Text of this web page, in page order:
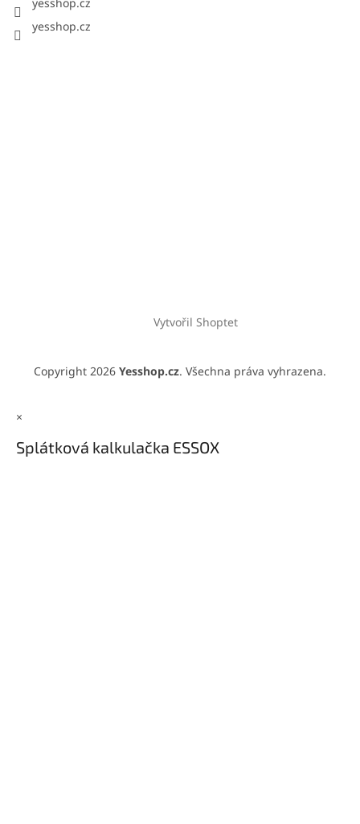
yesshop.cz
Vytvořil Shoptet
Copyright 2026 Yesshop.cz. Všechna práva vyhrazena.
×
Splátková kalkulačka ESSOX